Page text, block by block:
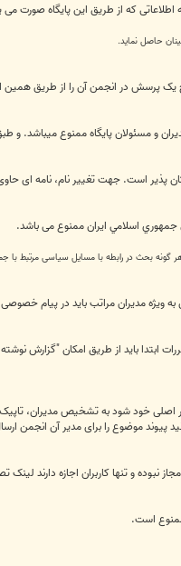
اطلاعاتی كه از طريق این پایگاه صورت
حاصل نماید.
پرسش در انجمن آن را از طریق همین
و مسئولان پایگاه ممنوع میباشد. و
پذیر است. جهت تغییر نام، نامه ای
جمهوري اسلامي ایران ممنوع می باشد.
گونه بحث در رابطه با مسایل سیاسی مرتبط
به ویژه مدیران مراتب باید در پیام
ابتدا باید از طریق امکان "گزارش
خود شود به تشخیص مدیران،
موضوع را برای مدیر آن انجمن
و تنها کاربران اجازه دارند لينک
است.